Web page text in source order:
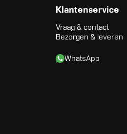
Klantenservice
Vraag & contact
Bezorgen & leveren
WhatsApp